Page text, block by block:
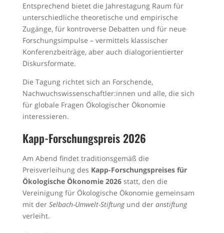
Entsprechend bietet die Jahrestagung Raum für
unterschiedliche theoretische und empirische
Zugänge, für kontroverse Debatten und für neue
Forschungsimpulse – vermittels klassischer
Konferenzbeiträge, aber auch dialogorientierter
Diskursformate.
Die Tagung richtet sich an Forschende,
Nachwuchswissenschaftler:innen und alle, die sich
für globale Fragen Ökologischer Ökonomie
interessieren.
Kapp-Forschungspreis 2026
Am Abend findet traditionsgemäß die
Preisverleihung des Kapp-Forschungspreises für
Ökologische Ökonomie 2026statt, den die
Vereinigung für Ökologische Ökonomie gemeinsam
mit der Selbach-Umwelt-Stiftungund der anstiftung
verleiht.